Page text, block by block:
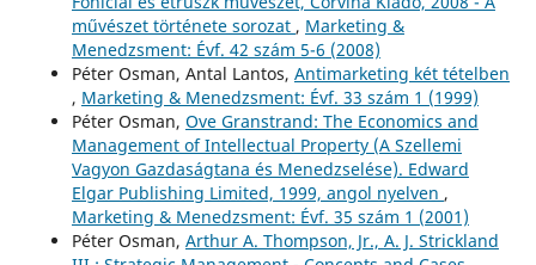
művészet története sorozat , Marketing &
Menedzsment: Évf. 42 szám 5-6 (2008)
Péter Osman, Antal Lantos, Antimarketing két tételben
, Marketing & Menedzsment: Évf. 33 szám 1 (1999)
Péter Osman, Ove Granstrand: The Economics and
Management of Intellectual Property (A Szellemi
Vagyon Gazdaságtana és Menedzselése). Edward
Elgar Publishing Limited, 1999, angol nyelven ,
Marketing & Menedzsment: Évf. 35 szám 1 (2001)
Péter Osman, Arthur A. Thompson, Jr., A. J. Strickland